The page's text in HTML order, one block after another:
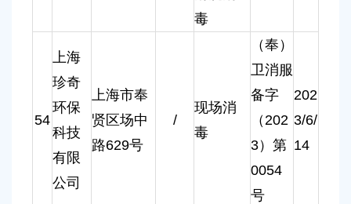
毒
54
上海
珍奇
环保
科技
有限
公司
上海市奉
贤区场中
路629号
/
现场消
毒
（奉）
卫消服
备字
（202
3）第
0054
号
202
3/6/
14